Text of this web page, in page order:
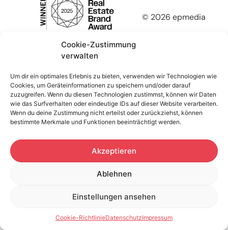
Cookie-Zustimmung
verwalten
Um dir ein optimales Erlebnis zu bieten, verwenden wir Technologien wie
Cookies, um Geräteinformationen zu speichern und/oder darauf
zuzugreifen. Wenn du diesen Technologien zustimmst, können wir Daten
wie das Surfverhalten oder eindeutige IDs auf dieser Website verarbeiten.
Wenn du deine Zustimmung nicht erteilst oder zurückziehst, können
bestimmte Merkmale und Funktionen beeinträchtigt werden.
Akzeptieren
Ablehnen
Einstellungen ansehen
Cookie-RichtlinieDatenschutzImpressum
© 2026 epmedia